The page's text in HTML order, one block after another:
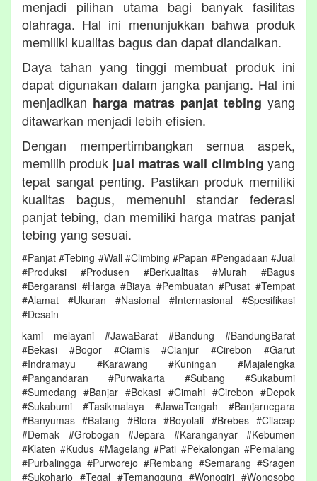
menjadi pilihan utama bagi banyak fasilitas
olahraga. Hal ini menunjukkan bahwa produk
memiliki kualitas bagus dan dapat diandalkan.
Daya tahan yang tinggi membuat produk ini
dapat digunakan dalam jangka panjang. Hal ini
menjadikan harga matras panjat tebing yang
ditawarkan menjadi lebih efisien.
Dengan mempertimbangkan semua aspek,
memilih produk jual matras wall climbing yang
tepat sangat penting. Pastikan produk memiliki
kualitas bagus, memenuhi standar federasi
panjat tebing, dan memiliki harga matras panjat
tebing yang sesuai.
#Panjat #Tebing #Wall #Climbing #Papan #Pengadaan #Jual
#Produksi #Produsen #Berkualitas #Murah #Bagus
#Bergaransi #Harga #Biaya #Pembuatan #Pusat #Tempat
#Alamat #Ukuran #Nasional #Internasional #Spesifikasi
#Desain
kami melayani #JawaBarat #Bandung #BandungBarat
#Bekasi #Bogor #Ciamis #Cianjur #Cirebon #Garut
#Indramayu #Karawang #Kuningan #Majalengka
#Pangandaran #Purwakarta #Subang #Sukabumi
#Sumedang #Banjar #Bekasi #Cimahi #Cirebon #Depok
#Sukabumi #Tasikmalaya #JawaTengah #Banjarnegara
#Banyumas #Batang #Blora #Boyolali #Brebes #Cilacap
#Demak #Grobogan #Jepara #Karanganyar #Kebumen
#Klaten #Kudus #Magelang #Pati #Pekalongan #Pemalang
#Purbalingga #Purworejo #Rembang #Semarang #Sragen
#Sukoharjo #Tegal #Temanggung #Wonogiri #Wonosobo